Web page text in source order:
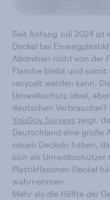
Seit Anfang Juli 2024 ist
Deckel bei
Abdrehen nicht von der
Flasche bleibt und
recycelt werden kann.
Umweltschutz ideal,
deutschen
YouGov Surveys zeigt,
Deutschland eine große
neuen Deckeln haben,
sich als Umweltschützer
Plastikflaschen-Deckel
wahrnehmen.
Mehr als die Hälfte der